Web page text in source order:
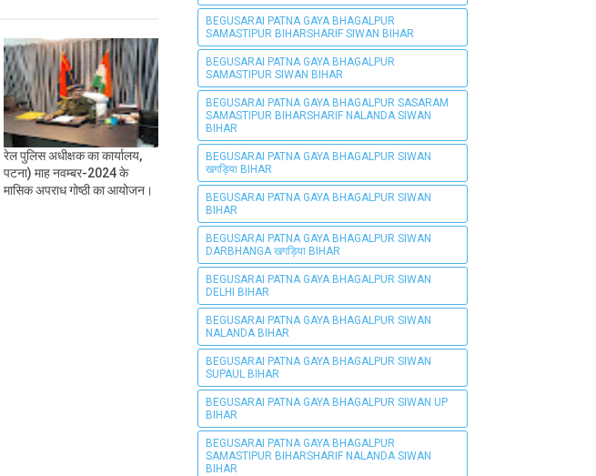
रेल पुलिस अधीक्षक का कार्यालय,
पटना) माह नवम्बर-2024 के
मासिक अपराध गोष्ठी का आयोजन।
BEGUSARAI PATNA GAYA BHAGALPUR
SAMASTIPUR BIHARSHARIF SIWAN BIHAR
BEGUSARAI PATNA GAYA BHAGALPUR
SAMASTIPUR SIWAN BIHAR
BEGUSARAI PATNA GAYA BHAGALPUR SASARAM
SAMASTIPUR BIHARSHARIF NALANDA SIWAN
BIHAR
BEGUSARAI PATNA GAYA BHAGALPUR SIWAN
खगड़िया BIHAR
BEGUSARAI PATNA GAYA BHAGALPUR SIWAN
BIHAR
BEGUSARAI PATNA GAYA BHAGALPUR SIWAN
DARBHANGA खगड़िया BIHAR
BEGUSARAI PATNA GAYA BHAGALPUR SIWAN
DELHI BIHAR
BEGUSARAI PATNA GAYA BHAGALPUR SIWAN
NALANDA BIHAR
BEGUSARAI PATNA GAYA BHAGALPUR SIWAN
SUPAUL BIHAR
BEGUSARAI PATNA GAYA BHAGALPUR SIWAN UP
BIHAR
BEGUSARAI PATNA GAYA BHAGALPUR
SAMASTIPUR BIHARSHARIF NALANDA SIWAN
BIHAR